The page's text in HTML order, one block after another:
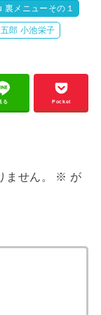
メニューその１
郎 小池栄子
る Pocket
せん。 ※ が